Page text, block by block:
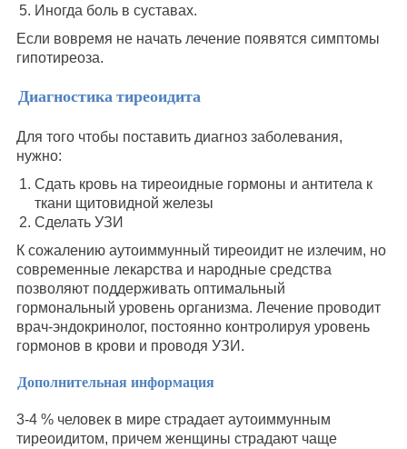
Иногда боль в суставах.
Если вовремя не начать лечение появятся симптомы
гипотиреоза.
Диагностика тиреоидита
Для того чтобы поставить диагноз заболевания,
нужно:
Сдать кровь на тиреоидные гормоны и антитела к
ткани щитовидной железы
Сделать УЗИ
К сожалению аутоиммунный тиреоидит не излечим, но
современные лекарства и народные средства
позволяют поддерживать оптимальный
гормональный уровень организма. Лечение проводит
врач-эндокринолог, постоянно контролируя уровень
гормонов в крови и проводя УЗИ.
Дополнительная информация
3-4 % человек в мире страдает аутоиммунным
тиреоидитом, причем женщины страдают чаще